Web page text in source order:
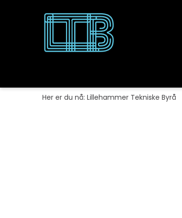
Her er du nå: Lillehammer Tekniske Byrå